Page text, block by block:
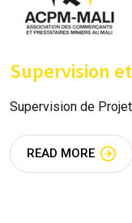
Supervision
Supervision de
READ MORE